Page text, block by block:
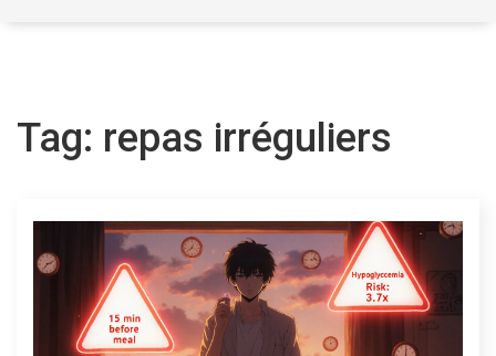
Tag: repas irréguliers